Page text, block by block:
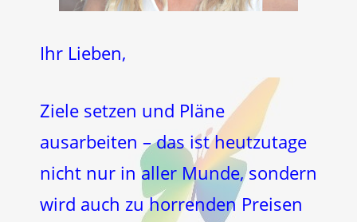
Ihr Lieben,
Ziele setzen und Pläne
ausarbeiten – das ist heutzutage
nicht nur in aller Munde, sondern
wird auch zu horrenden Preisen